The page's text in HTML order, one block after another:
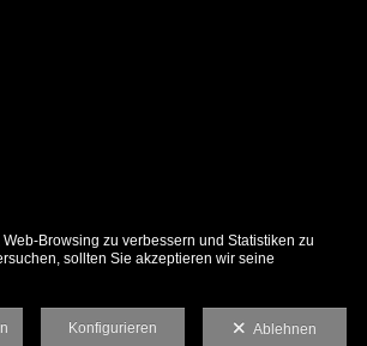
Browsing zu verbessern und Statistiken zu
sollten Sie akzeptieren wir seine
Konfigurieren Ablehnen